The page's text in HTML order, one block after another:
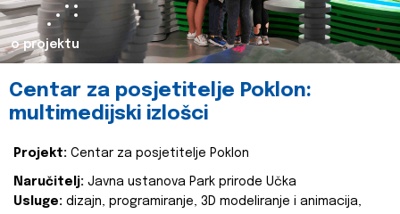
o projektu
Centar za posjetitelje Poklon:
multimedijski izlošci
Projekt: Centar za posjetitelje Poklon
Naručitelj: Javna ustanova Park prirode Učka
Usluge: dizajn, programiranje, 3D modeliranje i animacija,